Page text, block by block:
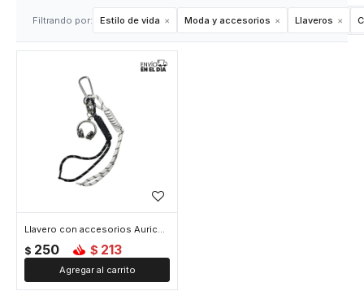
Filtrando por: Estilo de vida Moda y accesorios Llaveros
Llavero con accesorios Auriculares - Plateado
$ 250 $ 213